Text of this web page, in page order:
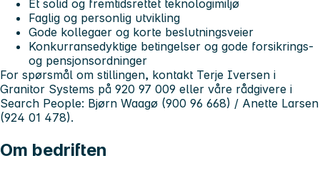
Et solid og fremtidsrettet teknologimiljø
Faglig og personlig utvikling
Gode kollegaer og korte beslutningsveier
Konkurransedyktige betingelser og gode forsikrings-
og pensjonsordninger
For spørsmål om stillingen, kontakt Terje Iversen i
Granitor Systems på 920 97 009 eller våre rådgivere i
Search People: Bjørn Waagø (900 96 668) / Anette Larsen
(924 01 478).
Om bedriften